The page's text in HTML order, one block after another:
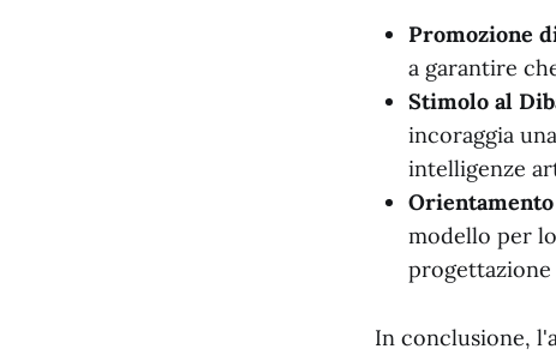
Promozione
a garantire
Stimolo al
incoraggia
intelligenze
modello per
In conclusione,